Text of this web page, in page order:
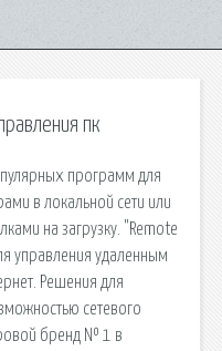
пк
программ для
в локальной сети или
на загрузку. "Remote
управления удаленным
Решения для
сетевого
бренд № 1 в